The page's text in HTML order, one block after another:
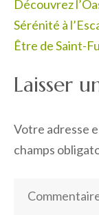
de
l’article
Découvrez
Sérénité à
Être de Saint-
Laisser
Votre adresse
champs